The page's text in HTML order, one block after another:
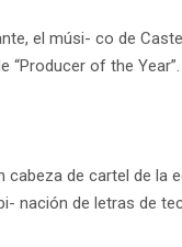
el músi- co de
“Producer of the
cabeza de cartel de la
nación de letras de